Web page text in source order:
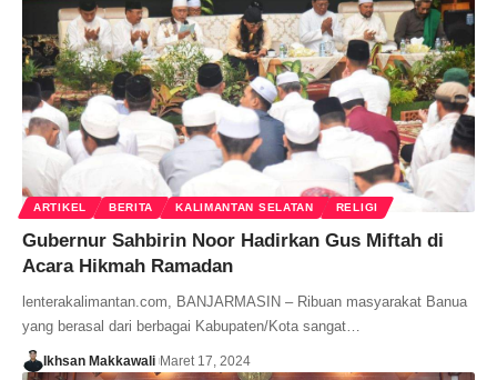
ARTIKEL BERITA KALIMANTAN SELATAN RELIGI
Gubernur Sahbirin Noor Hadirkan Gus Miftah di
Acara Hikmah Ramadan
lenterakalimantan.com, BANJARMASIN – Ribuan masyarakat Banua
yang berasal dari berbagai Kabupaten/Kota sangat…
Ikhsan Makkawali Maret 17, 2024